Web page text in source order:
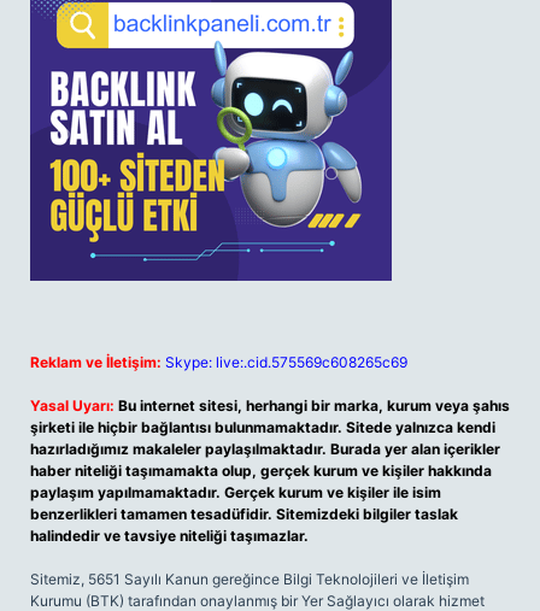
Reklam ve İletişim: Skype: live:.cid.575569c608265c69
Yasal Uyarı: Bu internet sitesi, herhangi bir marka, kurum veya şahıs
şirketi ile hiçbir bağlantısı bulunmamaktadır. Sitede yalnızca kendi
hazırladığımız makaleler paylaşılmaktadır. Burada yer alan içerikler
haber niteliği taşımamakta olup, gerçek kurum ve kişiler hakkında
paylaşım yapılmamaktadır. Gerçek kurum ve kişiler ile isim
benzerlikleri tamamen tesadüfidir. Sitemizdeki bilgiler taslak
halindedir ve tavsiye niteliği taşımazlar.
Sitemiz, 5651 Sayılı Kanun gereğince Bilgi Teknolojileri ve İletişim
Kurumu (BTK) tarafından onaylanmış bir Yer Sağlayıcı olarak hizmet